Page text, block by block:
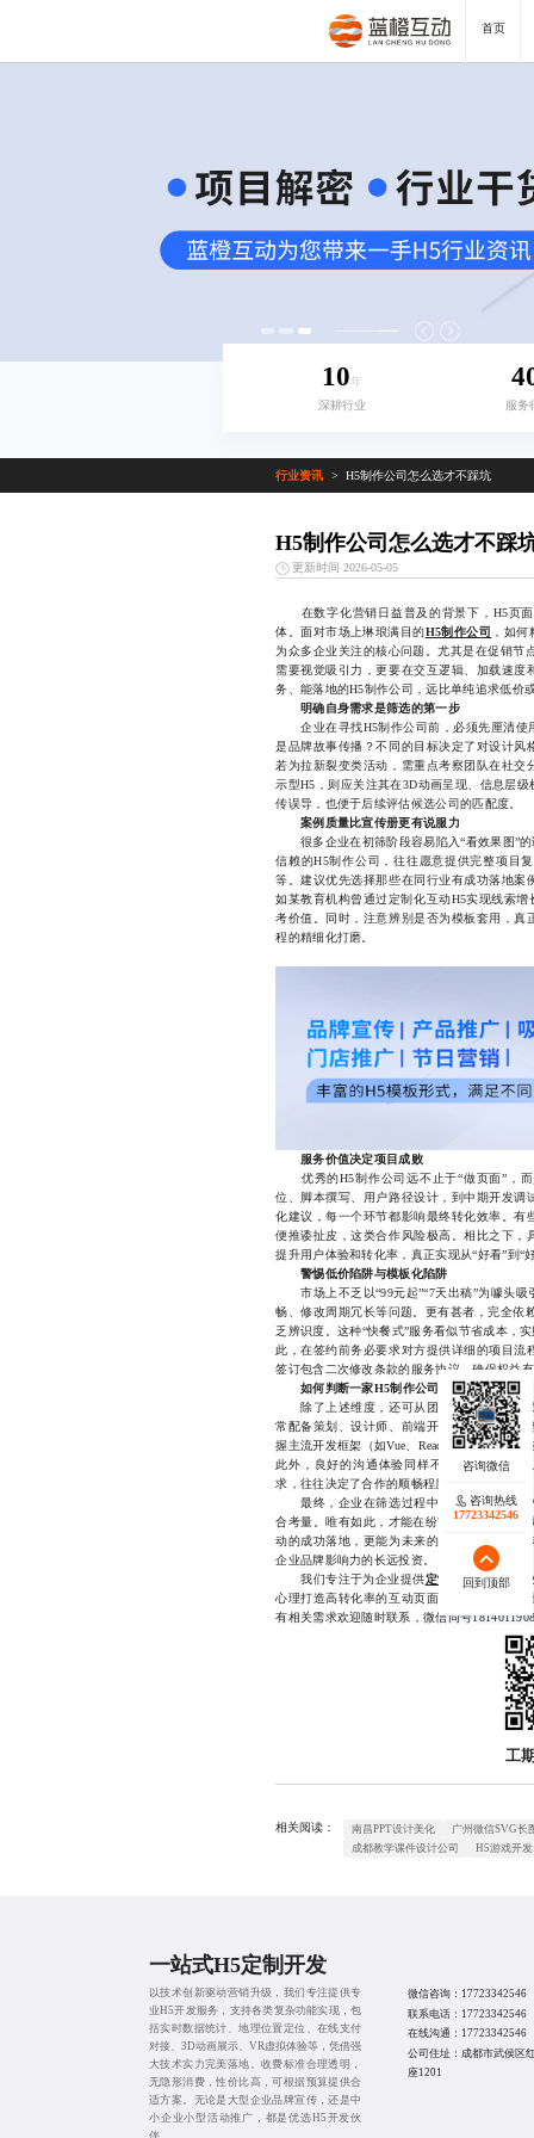
首页
10年
深耕行业
服务
行业资讯 > H5制作公司怎么选才不踩坑
H5制作公司怎么选才不踩
更新时间 2026-05-05
在数字化营销日益普及的背景下，H5页面
体。面对市场上琳琅满目的H5制作公司
，如
为众多企业关注的核心问题。尤其是在促销节
需要视觉吸引力，更要在交互逻辑、加载速
务、能落地的H5制作公司，远比单纯追求低价
明确自身需求是筛选的第一步
企业在寻找H5制作公司前，必须先厘清使
是品牌故事传播？不同的目标决定了对设计
若为拉新裂变类活动，需重点考察团队在社
示型H5，则应关注其在3D动画呈现、信息层
传误导，也便于后续评估候选公司的匹配度。
案例质量比宣传册更有说服力
很多企业在初筛阶段容易陷入“看效果图”的
信赖的H5制作公司，往往愿意提供完整项目
等。建议优先选择那些在同行业有成功落地
如某教育机构曾通过定制化互动H5实现线索
考价值。同时，注意辨别是否为模板套用，
程的精细化打磨。
服务价值决定项目成败
优秀的H5制作公司远不止于“做页面”，而
位、脚本撰写、用户路径设计，到中期开发
化建议，每一个环节都影响最终转化效率。
便推诿扯皮，这类合作风险极高。相比之下
提升用户体验和转化率，真正实现从“好看”到“
警惕低价陷阱与模板化陷阱
市场上不乏以“99元起”“7天出稿”为噱头吸
畅、修改周期冗长等问题。更有甚者，完全依
乏辨识度。这种“快餐式”服务看似节省成本，
此，在签约前务必要求对方提供详细的项目
签订包含二次修改条款的服务协议，确保权益
如何判断一家H5制作公司是否靠谱？
除了上述维度，还可从团队构成、技术栈
常配备策划、设计师、前端开发、测试工程
握主流开发框架（如Vue、React）、能否实现
此外，良好的沟通体验同样不可忽视——能否
求，往往决定了合作的顺畅程度。
最终，企业在筛选过程中应建立一套科学
合考量。唯有如此，才能在纷繁复杂的市场中
动的成功落地，更能为未来的数字营销积累
企业品牌影响力的长远投资。
我们专注于为企业提供定制化H5设计与开
心理打造高转化率的互动页面，从创意策划
有相关需求欢迎随时联系，微信同号
工
相关阅读： 南昌PPT设计美化
广州微信SVG长
成都教学课件设计公司
H5游戏开发
咨询热线
18140119082
回到顶部
咨询热线
17723342546
回到顶部
一站式H5定制开发
以技术创新驱动营销升级，我们专注提供专
业H5开发服务，支持各类复杂功能实现，包
括实时数据统计、地理位置定位、在线支付
对接、3D动画展示、VR虚拟体验等，凭借强
大技术实力完美落地。收费标准合理透明，
无隐形消费，性价比高，可根据预算提供合
适方案。无论是大型企业品牌宣传，还是中
小企业小型活动推广，都是优选H5开发伙
伴。
微信咨询： 17723342546
联系电话： 17723342546
在线沟通： 17723342546
公司住址：成都市武侯区
座1201